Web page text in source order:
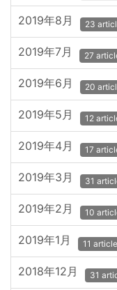
2019年8月 23
2019年7月 27
2019年6月 20
2019年5月 12
2019年4月 17
2019年3月 31
2019年2月 10
2019年1月 11 article
2018年12月 31